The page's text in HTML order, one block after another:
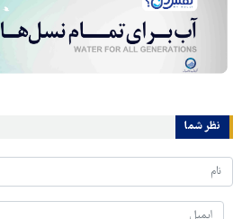
نظر شما